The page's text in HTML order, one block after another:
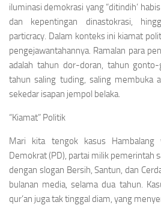
iluminasi demokrasi yang “ditindih’
dan kepentingan dinastokrasi,
particracy. Dalam konteks ini kiamat
pengejawantahannya. Ramalan para
adalah tahun dor-doran, tahun
tahun saling tuding, saling membuka
sekedar isapan jempol belaka.
“Kiamat” Politik
Mari kita tengok kasus Hambalang
Demokrat (PD), partai milik pemerintah
dengan slogan Bersih, Santun, dan
bulanan media, selama dua tahun.
qur’an juga tak tinggal diam, yang